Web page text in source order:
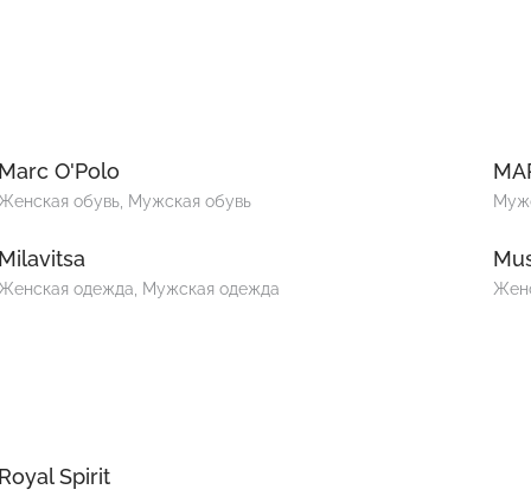
O'Polo
обувь, Мужская обувь
одежда, Мужская одежда
Spirit